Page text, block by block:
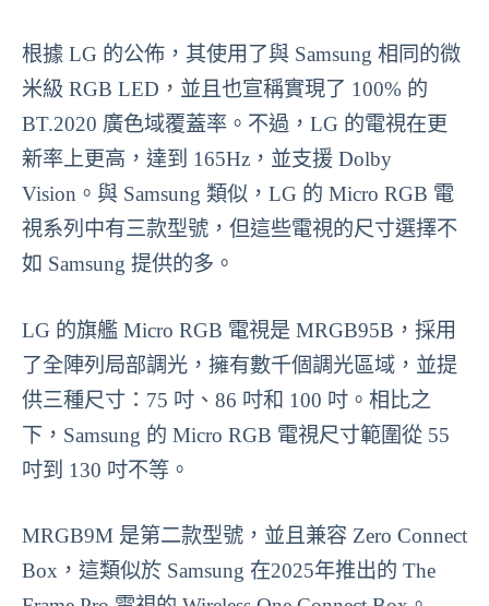
根據 LG 的公佈，其使用了與 Samsung 相同的微
米級 RGB LED，並且也宣稱實現了 100% 的
BT.2020 廣色域覆蓋率。不過，LG 的電視在更
新率上更高，達到 165Hz，並支援 Dolby
Vision。與 Samsung 類似，LG 的 Micro RGB 電
視系列中有三款型號，但這些電視的尺寸選擇不
如 Samsung 提供的多。
LG 的旗艦 Micro RGB 電視是 MRGB95B，採用
了全陣列局部調光，擁有數千個調光區域，並提
供三種尺寸：75 吋、86 吋和 100 吋。相比之
下，Samsung 的 Micro RGB 電視尺寸範圍從 55
吋到 130 吋不等。
MRGB9M 是第二款型號，並且兼容 Zero Connect
Box，這類似於 Samsung 在2025年推出的 The